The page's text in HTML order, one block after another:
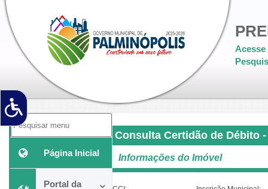
Acesse
Página Inicial
Portal da
Consulta Certidão de Débito
Informações do Imóvel